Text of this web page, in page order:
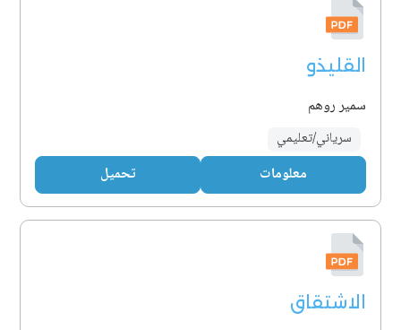
القليذو
سمير روهم
سرياني/تعليمي
معلومات تحميل
الاشتقاق